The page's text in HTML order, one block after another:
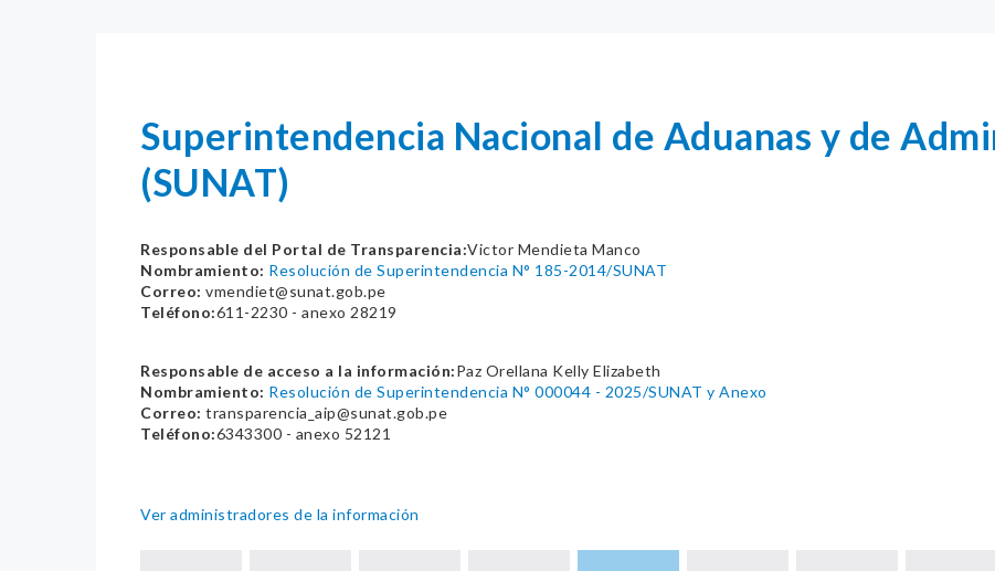
Superintendencia Nacional de Aduanas y de
(SUNAT)
Responsable del Portal de Transparencia:Victor Mendieta Manco
Nombramiento: Resolución de Superintendencia N° 185-2014/SUNAT
Correo: vmendiet@sunat.gob.pe
Teléfono:611-2230 - anexo 28219
Responsable de acceso a la información:Paz Orellana Kelly Elizabeth
Nombramiento: Resolución de Superintendencia N° 000044 - 2025/SUNAT y Anexo
Correo: transparencia_aip@sunat.gob.pe
Teléfono:6343300 - anexo 52121
Ver administradores de la información